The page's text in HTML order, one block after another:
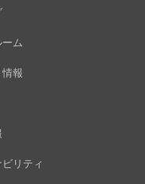
ム
報
リティ